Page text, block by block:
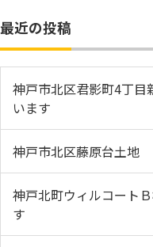
最近の投稿
神戸市北区君影町4丁
います
神戸市北区藤原台土地
神戸北町ウィルコート
す